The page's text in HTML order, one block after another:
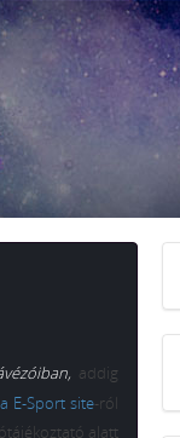
an, addig
E-Sport site-ról
alatt